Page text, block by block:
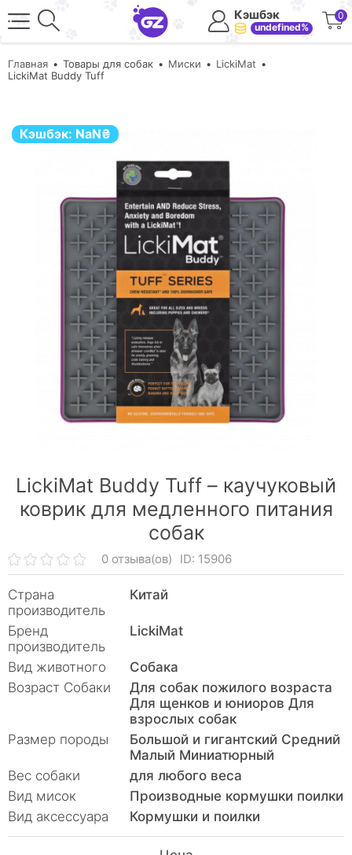
Кэшбэк
undefined%
0
Главная Товары для собак Миски
LickiMat
LickiMat Buddy Tuff
Кэшбэк: NaN₴
LickiMat Buddy Tuff – каучуковый
коврик для медленного питания
собак
0 отзыва(ов) ID: 15906
Страна
производитель
Китай
Бренд
производитель
LickiMat
Вид животного
Собака
Возраст Собаки
Для собак пожилого возраста
Для щенков и юниоров Для
взрослых собак
Размер породы
Большой и гигантский Средний
Малый Миниатюрный
Вес собаки
для любого веса
Вид мисок
Производные кормушки поилки
Вид аксессуара
Кормушки и поилки